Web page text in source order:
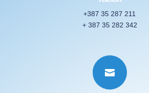
+387 35 287 211
+ 387 35 282 342
